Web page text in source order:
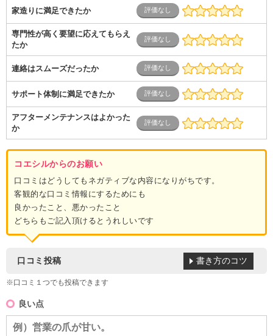
家造りに満足できたか
専門性が高く要望に応えてもらえ
たか
連絡はスムーズだったか
サポート体制に満足できたか
アフターメンテナンスはよかった
か
コエシルからのお願い
口コミはどうしてもネガティブな内容になりがちです。
客観的な口コミ情報にするためにも
良かったこと、悪かったこと
どちらもご記入頂けるとうれしいです
口コミ投稿
※口コミ１つでも投稿できます
書き方のコツ
良い点